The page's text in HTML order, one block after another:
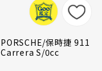
PORSCHE/保時捷 911
Carrera S/0cc